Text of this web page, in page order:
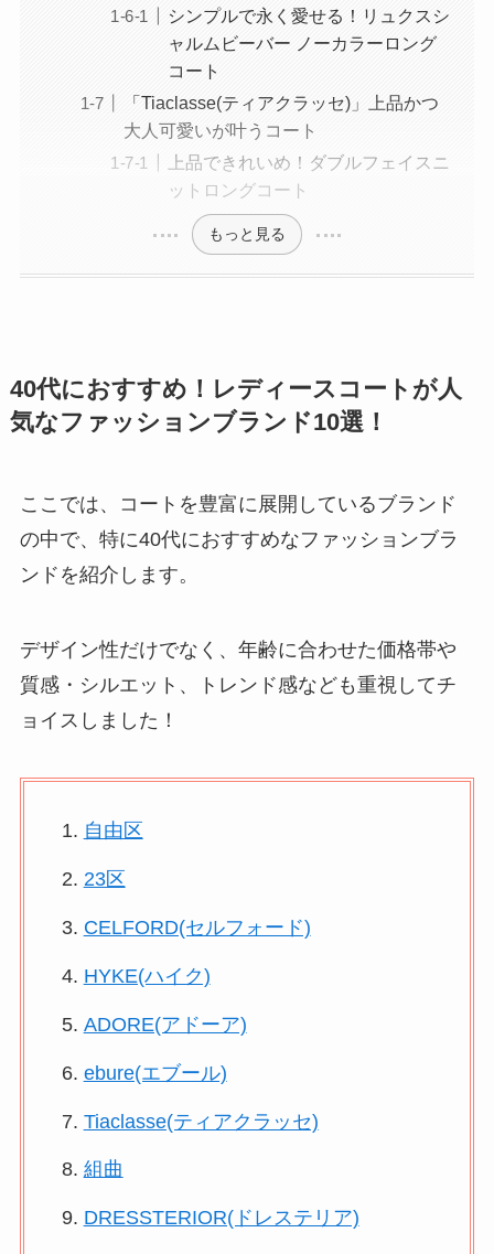
シンプルで永く愛せる！リュクスシ
ャルムビーバー ノーカラーロング
コート
「Tiaclasse(ティアクラッセ)」上品かつ
大人可愛いが叶うコート
上品できれいめ！ダブルフェイスニ
ットロングコート
もっと見る
40代におすすめ！レディースコートが人
気なファッションブランド10選！
ここでは、コートを豊富に展開しているブランド
の中で、特に40代におすすめなファッションブラ
ンドを紹介します。
デザイン性だけでなく、年齢に合わせた価格帯や
質感・シルエット、トレンド感なども重視してチ
ョイスしました！
自由区
23区
CELFORD(セルフォード)
HYKE(ハイク)
ADORE(アドーア)
ebure(エブール)
Tiaclasse(ティアクラッセ)
組曲
DRESSTERIOR(ドレステリア)